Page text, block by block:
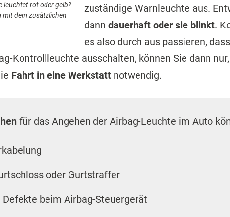
leuchtet rot oder gelb?
mit dem zusätzlichen
zuständige Warnleuchte aus.
danndauerhaft oder sie blinkt.
es also durch aus passieren,
Kontrollleuchte ausschalten, können Sie dann
Fahrt in eine Werkstatt notwendig.
für das Angehen der Airbag-Leuchte im Auto
oder Gurtstraffer
Defekte beim Airbag-Steuergerät